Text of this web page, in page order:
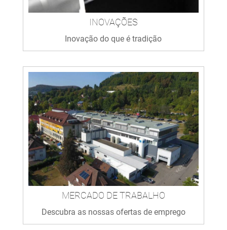
INOVAÇÕES
Inovação do que é tradição
MERCADO DE TRABALHO
Descubra as nossas ofertas de emprego